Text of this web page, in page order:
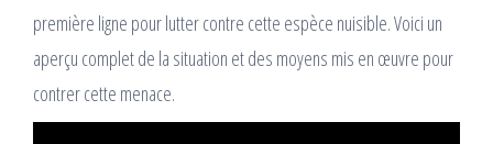
première ligne pour lutter contre cette espèce nuisible. Voici un
aperçu complet de la situation et des moyens mis en œuvre pour
contrer cette menace.